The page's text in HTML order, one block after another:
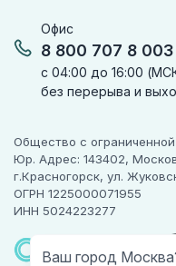
Ваш город
Офис
8 800 707 8 003
с 04:00 до 16:00
без перерыва и
Общество с
Юр. Адрес: 143402,
г.Красногорск, ул.
ОГРН 1225000071955
ИНН 5024223277